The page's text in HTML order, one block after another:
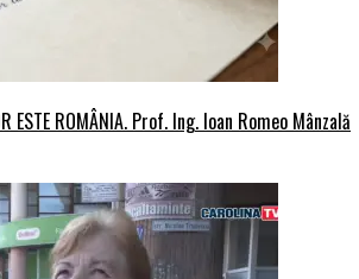
ESTE ROMÂNIA. Prof. Ing. Ioan Romeo Mânzală